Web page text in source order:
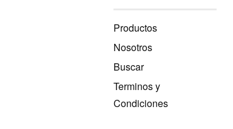
Productos
Nosotros
Buscar
Terminos y
Condiciones